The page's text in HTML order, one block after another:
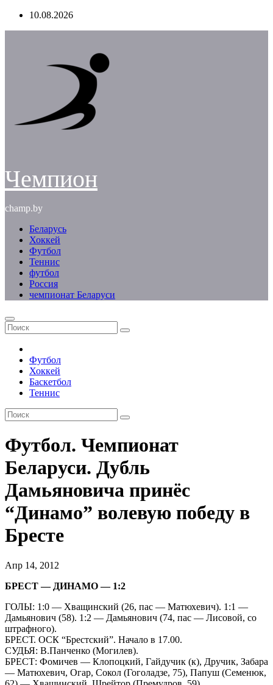
Перейти10.08.2026
Чемпион
champ.by
Беларусь
Хоккей
Футбол
Теннис
футбол
Россия
чемпионат Беларуси
Футбол
Хоккей
Баскетбол
Теннис
Футбол. Чемпионат
Беларуси. Дубль
Дамьяновича принёс
“Динамо” волевую победу в
Бресте
Апр 14, 2012
БРЕСТ — ДИНАМО — 1:2
ГОЛЫ: 1:0 — Хващинский (26, пас — Матюхевич). 1:1 —
Дамьянович (58). 1:2 — Дамьянович (74, пас — Лисовой, со
штрафного).
БРЕСТ. ОСК “Брестский”. Начало в 17.00.
СУДЬЯ: В.Панченко (Могилев).
БРЕСТ: Фомичев — Клопоцкий, Гайдучик (к), Дручик, Забара
— Матюхевич, Огар, Сокол (Гоголадзе, 75), Папуш (Семенюк,